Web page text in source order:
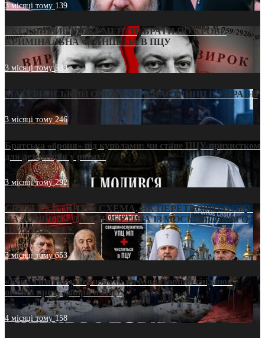
3 місяці тому 139
ЕКСКЛЮЗИВ (ДОКУМЕНТИ)/БРАТИ ПО КРОВІ:
КРИМІНАЛЬНА ФРАНШИЗА В ПЦУ
3 місяці тому539
МАТЕРИНСЬКИЙ ОМОРФОР В ЧАС ВІЙНИ В УКРАЇНІ
3 місяці тому246
Братська «броня» під куполами: чи стане ПЦУ прихистком
для дезертирів у рясах?
3 місяці тому292
СВЯТІ УХИЛЯНТИ: СХЕМА, ЯК ПЕРЕТВОРИТИ ПЦУ
НА «ОФШОР» ДЛЯ ДЕЗЕРТИРА ІЗ МОСКОВСЬКОГО
ПАТРІАРХАТУ
3 місяці тому653
«Кейс Тихона» у Тернополі: як Молитовний сніданок
оголив кризу довіри в ПЦУ
4 місяці тому158